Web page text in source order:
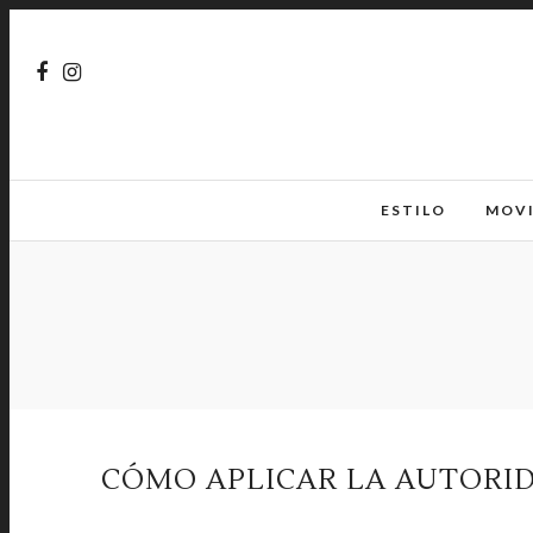
ESTILO
CÓMO APLICAR LA